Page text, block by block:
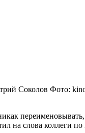
Соколов Фото:
на слова коллеги